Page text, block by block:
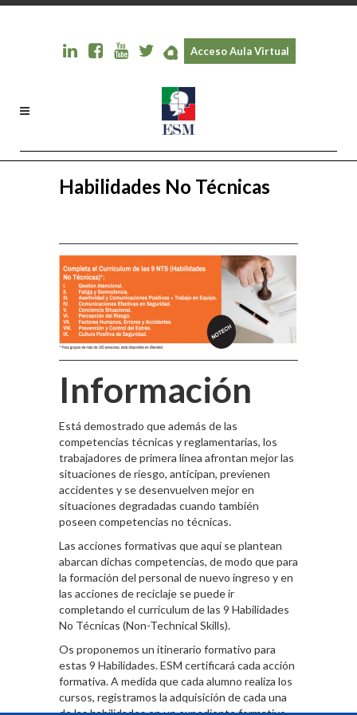
Acceso Aula Virtual
Habilidades No Técnicas
Información
Está demostrado que además de las
competencias técnicas y reglamentarias, los
trabajadores de primera línea afrontan mejor las
situaciones de riesgo, anticipan, previenen
accidentes y se desenvuelven mejor en
situaciones degradadas cuando también
poseen competencias no técnicas.
Las acciones formativas que aquí se plantean
abarcan dichas competencias, de modo que para
la formación del personal de nuevo ingreso y en
las acciones de reciclaje se puede ir
completando el currículum de las 9 Habilidades
No Técnicas (Non-Technical Skills).
Os proponemos un itinerario formativo para
estas 9 Habilidades. ESM certificará cada acción
formativa. A medida que cada alumno realiza los
cursos, registramos la adquisición de cada una